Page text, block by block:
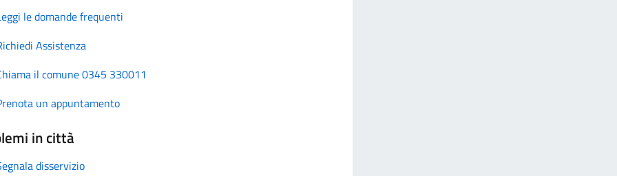
le domande frequenti
Assistenza
il comune 0345 330011
un appuntamento
in città
disservizio